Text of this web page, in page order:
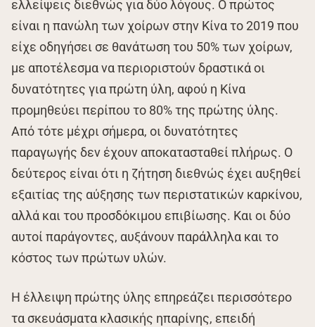
ελλείψεις διεθνώς για δύο λόγους. Ο πρώτος
είναι η πανώλη των χοίρων στην Κίνα το 2019 που
είχε οδηγήσει σε θανάτωση του 50% των χοίρων,
με αποτέλεσμα να περιοριστούν δραστικά οι
δυνατότητες για πρώτη ύλη, αφού η Κίνα
προμηθεύει περίπου το 80% της πρώτης ύλης.
Από τότε μέχρι σήμερα, οι δυνατότητες
παραγωγής δεν έχουν αποκατασταθεί πλήρως. Ο
δεύτερος είναι ότι η ζήτηση διεθνώς έχει αυξηθεί
εξαιτίας της αύξησης των περιστατικών καρκίνου,
αλλά και του προσδόκιμου επιβίωσης. Και οι δύο
αυτοί παράγοντες, αυξάνουν παράλληλα και το
κόστος των πρώτων υλών.
Η έλλειψη πρώτης ύλης επηρεάζει περισσότερο
τα σκευάσματα κλασικής ηπαρίνης, επειδή